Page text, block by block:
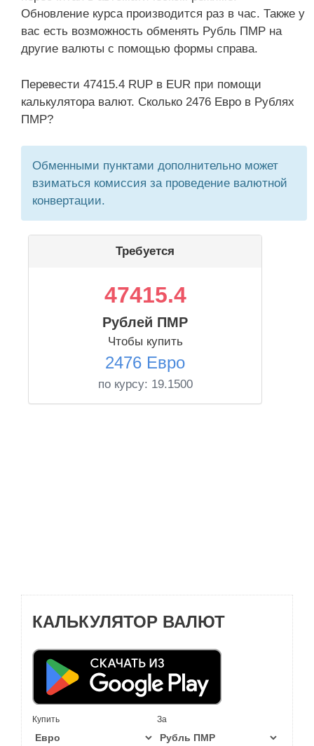
Обновление курса производится раз в час. Также у
вас есть возможность обменять Рубль ПМР на
другие валюты с помощью формы справа.
Перевести 47415.4 RUP в EUR при помощи
калькулятора валют. Сколько 2476 Евро в Рублях
ПМР?
Обменными пунктами дополнительно может
взиматься комиссия за проведение валютной
конвертации.
Требуется
47415.4
Рублей ПМР
Чтобы купить
2476 Евро
по курсу: 19.1500
КАЛЬКУЛЯТОР ВАЛЮТ
Купить За